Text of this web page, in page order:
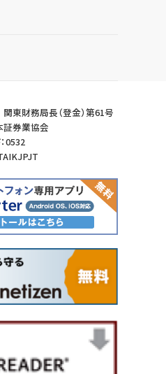
東財務局長（登金）第61号
証券業協会
0532